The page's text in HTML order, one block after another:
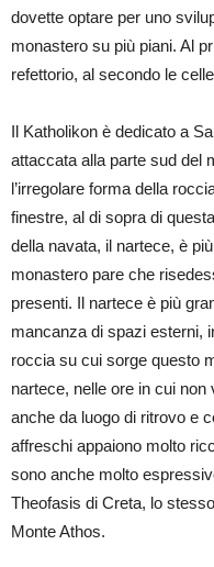
dovette optare per uno
monastero su più piani. Al
refettorio, al secondo le
Il Katholikon è dedicato a
attaccata alla parte sud del
l’irregolare forma della
finestre, al di sopra di
della navata, il nartece, è
monastero pare che
presenti. Il nartece è più
mancanza di spazi esterni,
roccia su cui sorge questo
nartece, nelle ore in cui
anche da luogo di ritrovo e
affreschi appaiono molto
sono anche molto
Theofasis di Creta, lo
Monte Athos.